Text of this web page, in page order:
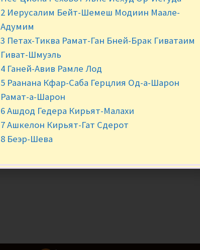
Мивца от 400 гр.
2 Иерусалим Бейт-Шемеш Модиин Маале-
Адумим
3 Петах-Тиква Рамат-Ган Бней-Брак Гиватаим
Гиват-Шмуэль
4 Ганей-Авив Рамле Лод
5 Раанана Кфар-Саба Герцлия Од-а-Шарон
Рамат-а-Шарон
6 Ашдод Гедера Кирьят-Малахи
7 Ашкелон Кирьят-Гат Сдерот
8 Беэр-Шева